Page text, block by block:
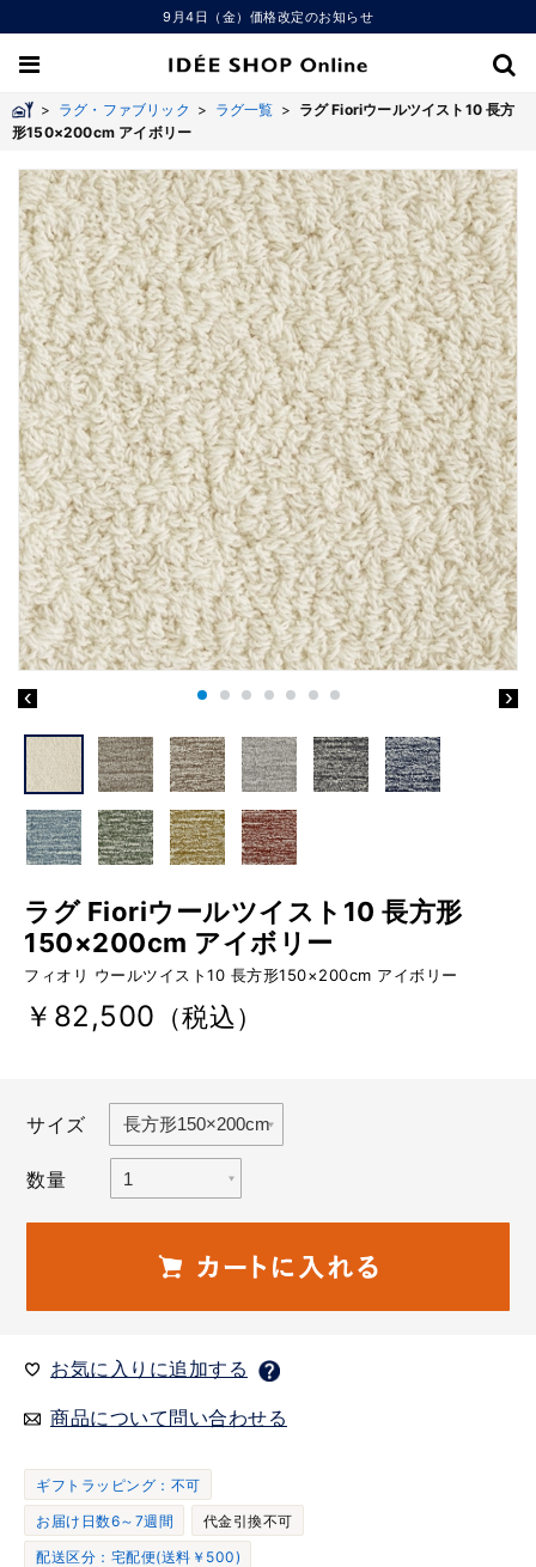
9月4日（金）価格改定のお知らせ
> ラグ・ファブリック > ラグ一覧 > ラグ Fioriウールツイスト10 長方
形150×200cm アイボリー
ラグ Fioriウールツイスト10 長方形
150×200cm アイボリー
フィオリ ウールツイスト10 長方形150×200cm アイボリー
￥82,500 （税込）
サイズ
数量
お気に入りに追加する
商品について問い合わせる
ギフトラッピング：不可
お届け日数6～7週間
代金引換不可
配送区分：宅配便(送料￥500)